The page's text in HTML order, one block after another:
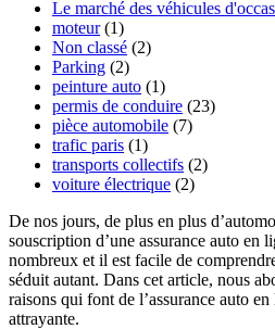
Le marché des véhicules
moteur(1)
Non classé (2)
Parking (2)
peinture auto (1)
permis de conduire (23)
pièce automobile (7)
trafic paris (1)
transports collectifs (2)
voiture électrique (2)
De nos jours, de plus en plus
souscription d’une assurance auto en
nombreux et il est facile de
séduit autant. Dans cet article, nous
raisons qui font de l’assurance auto
attrayante.